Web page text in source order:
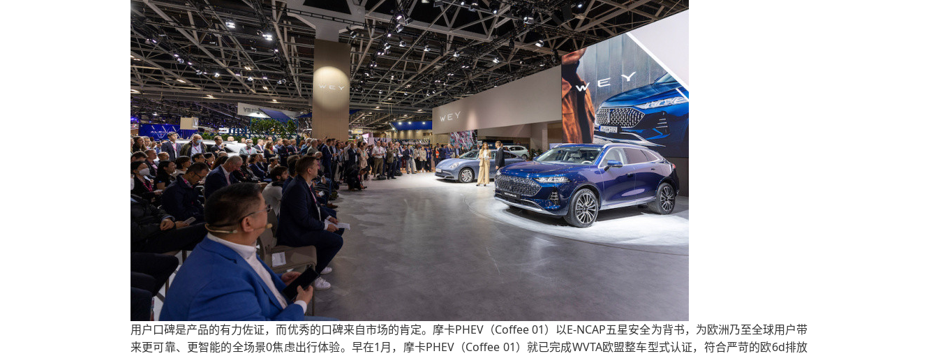
用户口碑是产品的有力佐证，而优秀的口碑来自市场的肯定。摩卡PHEV（Coffee 01）以E-NCAP五星安全为背书，为欧洲乃至全球用户带
来更可靠、更智能的全场景0焦虑出行体验。早在1月，摩卡PHEV（Coffee 01）就已完成WVTA欧盟整车型式认证，符合严苛的欧6d排放